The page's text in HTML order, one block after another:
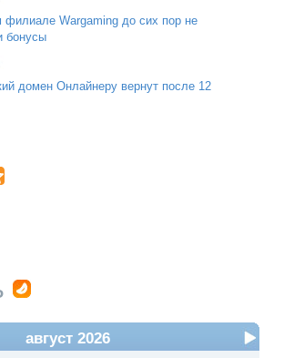
филиале Wargaming до сих пор не
бонусы
домен Онлайнеру вернут после 12
август 2026